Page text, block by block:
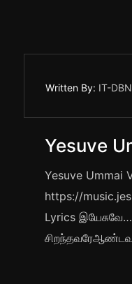
Written By: IT-DBN
Yesuve
Yesuve Ummai
https://
Lyrics